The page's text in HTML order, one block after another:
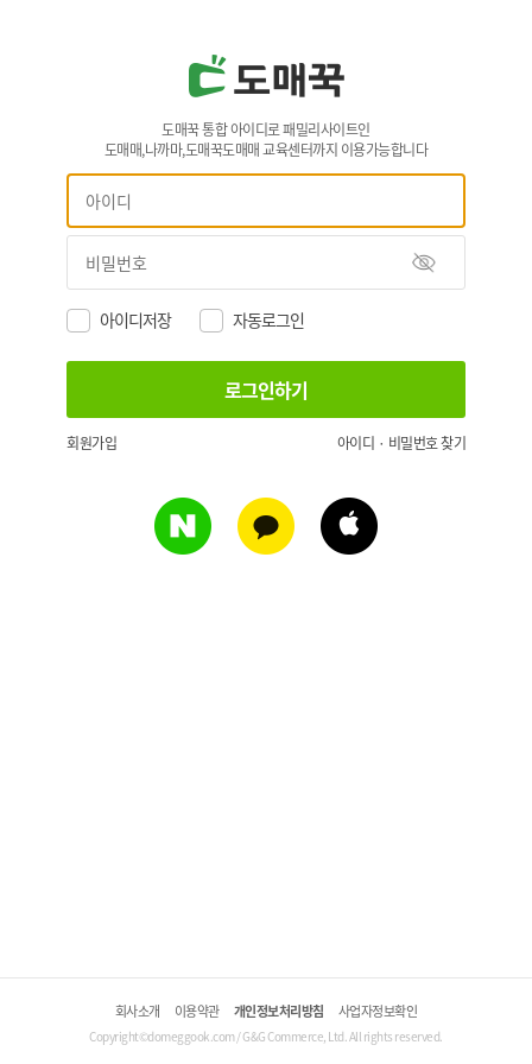
도매꾹 통합 아이디로 패밀리사이트인
도매매,나까마,도매꾹도매매 교육센터까지 이용가능합니다
아이디저장 자동로그인
회원가입 아이디 · 비밀번호 찾기
회사소개 이용약관 개인정보처리방침 사업자정보확인
Copyright©domeggook.com / G&G Commerce, Ltd. All rights reserved.